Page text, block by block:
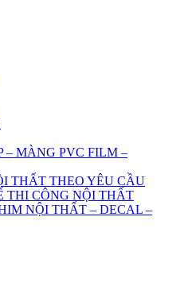
– MÀNG PVC FILM –
THẤT THEO YÊU CẦU
THI CÔNG NỘI THẤT
NỘI THẤT – DECAL –